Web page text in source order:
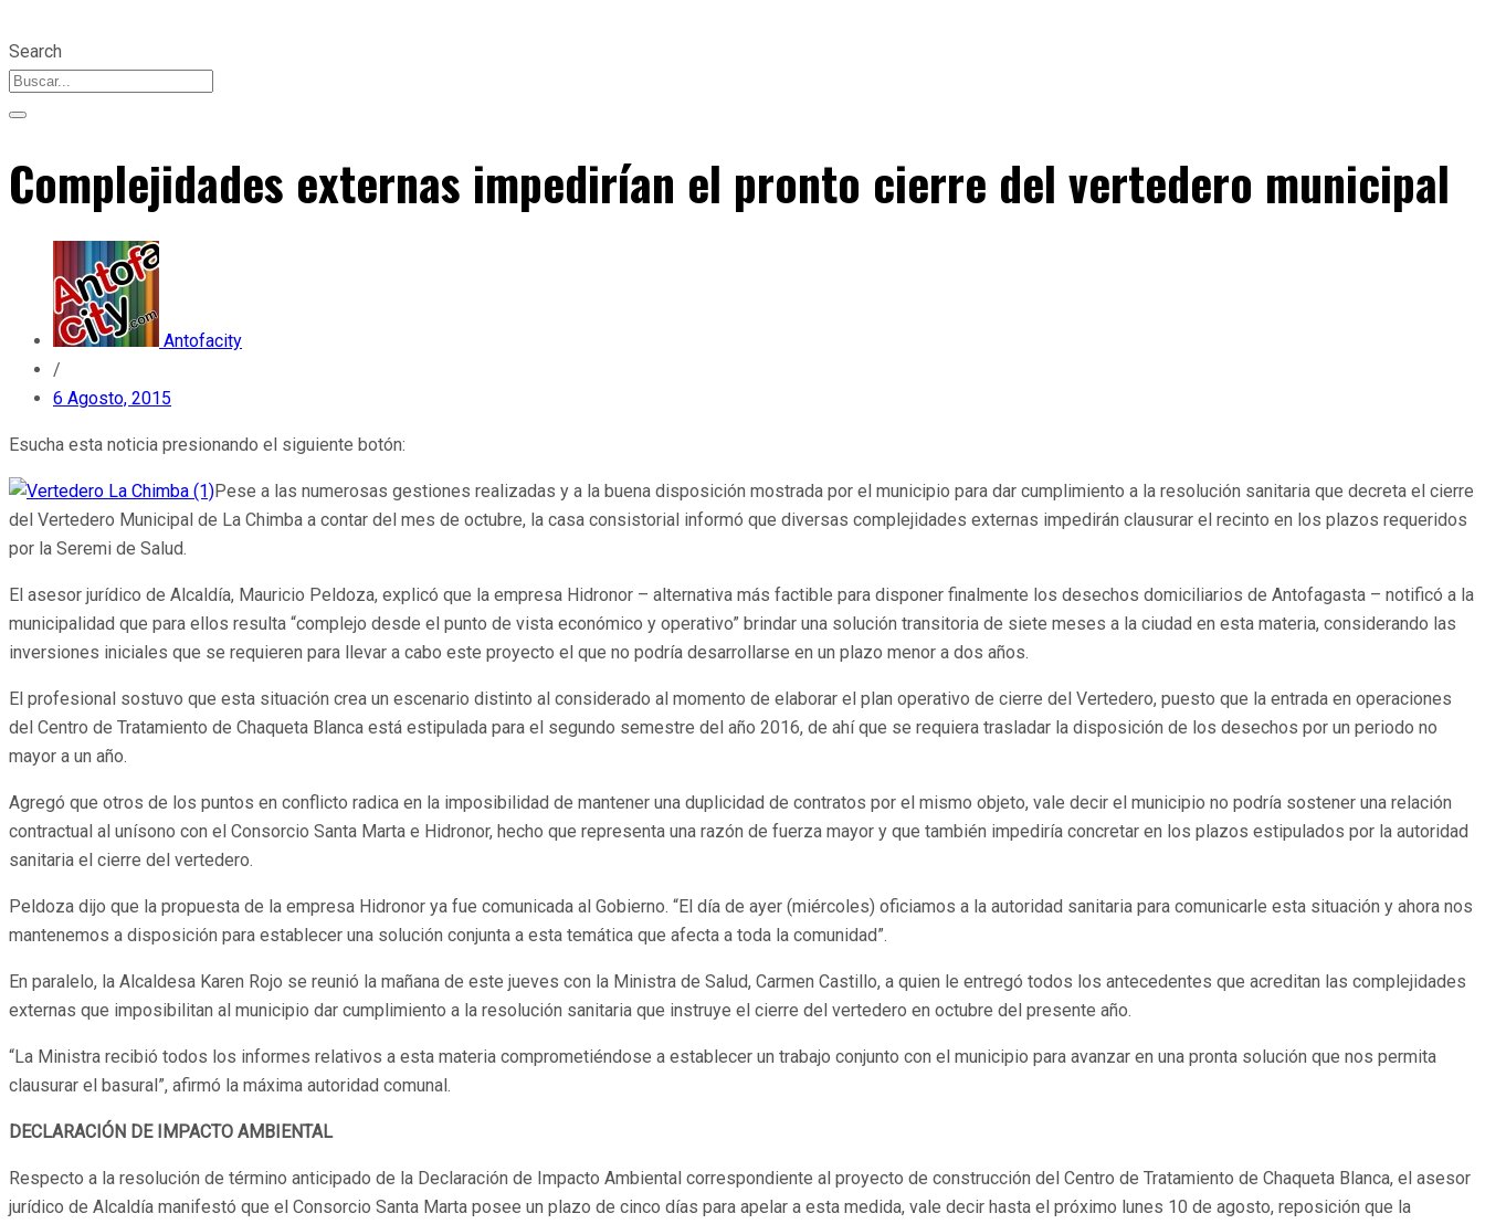
Search
Complejidades externas impedirían el pronto cierre del vertedero municipal
Antofacity
/
6 Agosto, 2015
Esucha esta noticia presionando el siguiente botón:
Pese a las numerosas gestiones realizadas y a la buena disposición mostrada por el municipio para dar cumplimiento a la resolución sanitaria que decreta el cierre
del Vertedero Municipal de La Chimba a contar del mes de octubre, la casa consistorial informó que diversas complejidades externas impedirán clausurar el recinto en los plazos requeridos
por la Seremi de Salud.
El asesor jurídico de Alcaldía, Mauricio Peldoza, explicó que la empresa Hidronor – alternativa más factible para disponer finalmente los desechos domiciliarios de Antofagasta – notificó a la
municipalidad que para ellos resulta “complejo desde el punto de vista económico y operativo” brindar una solución transitoria de siete meses a la ciudad en esta materia, considerando las
inversiones iniciales que se requieren para llevar a cabo este proyecto el que no podría desarrollarse en un plazo menor a dos años.
El profesional sostuvo que esta situación crea un escenario distinto al considerado al momento de elaborar el plan operativo de cierre del Vertedero, puesto que la entrada en operaciones
del Centro de Tratamiento de Chaqueta Blanca está estipulada para el segundo semestre del año 2016, de ahí que se requiera trasladar la disposición de los desechos por un periodo no
mayor a un año.
Agregó que otros de los puntos en conflicto radica en la imposibilidad de mantener una duplicidad de contratos por el mismo objeto, vale decir el municipio no podría sostener una relación
contractual al unísono con el Consorcio Santa Marta e Hidronor, hecho que representa una razón de fuerza mayor y que también impediría concretar en los plazos estipulados por la autoridad
sanitaria el cierre del vertedero.
Peldoza dijo que la propuesta de la empresa Hidronor ya fue comunicada al Gobierno. “El día de ayer (miércoles) oficiamos a la autoridad sanitaria para comunicarle esta situación y ahora nos
mantenemos a disposición para establecer una solución conjunta a esta temática que afecta a toda la comunidad”.
En paralelo, la Alcaldesa Karen Rojo se reunió la mañana de este jueves con la Ministra de Salud, Carmen Castillo, a quien le entregó todos los antecedentes que acreditan las complejidades
externas que imposibilitan al municipio dar cumplimiento a la resolución sanitaria que instruye el cierre del vertedero en octubre del presente año.
“La Ministra recibió todos los informes relativos a esta materia comprometiéndose a establecer un trabajo conjunto con el municipio para avanzar en una pronta solución que nos permita
clausurar el basural”, afirmó la máxima autoridad comunal.
DECLARACIÓN DE IMPACTO AMBIENTAL
Respecto a la resolución de término anticipado de la Declaración de Impacto Ambiental correspondiente al proyecto de construcción del Centro de Tratamiento de Chaqueta Blanca, el asesor
jurídico de Alcaldía manifestó que el Consorcio Santa Marta posee un plazo de cinco días para apelar a esta medida, vale decir hasta el próximo lunes 10 de agosto, reposición que la